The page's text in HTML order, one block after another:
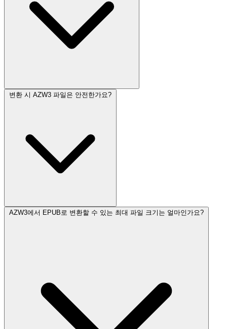
변환 시 AZW3 파일은 안전한가요?
AZW3에서 EPUB로 변환할 수 있는 최대 파일 크기는 얼마인가요?